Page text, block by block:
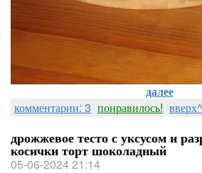
далее
комментарии: 3 понравилось! вверх^
дрожжевое тесто с уксусом и
косички торт шоколадный
05-06-2024 21:14